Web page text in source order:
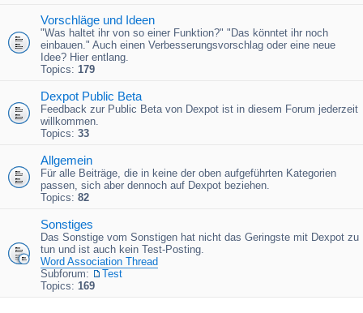
Vorschläge und Ideen
"Was haltet ihr von so einer Funktion?" "Das könntet ihr noch
einbauen." Auch einen Verbesserungsvorschlag oder eine neue
Idee? Hier entlang.
Topics: 179
Dexpot Public Beta
Feedback zur Public Beta von Dexpot ist in diesem Forum jederzeit
willkommen.
Topics: 33
Allgemein
Für alle Beiträge, die in keine der oben aufgeführten Kategorien
passen, sich aber dennoch auf Dexpot beziehen.
Topics: 82
Sonstiges
Das Sonstige vom Sonstigen hat nicht das Geringste mit Dexpot zu
tun und ist auch kein Test-Posting.
Word Association Thread
Subforum:
Test
Topics: 169